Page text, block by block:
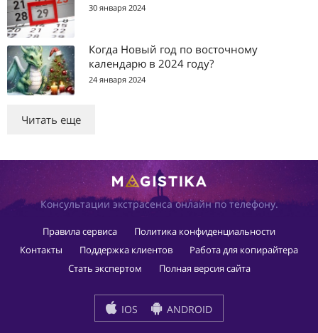
30 января 2024
Когда Новый год по восточному
календарю в 2024 году?
24 января 2024
Читать еще
Консультации экстрасенса онлайн по телефону.
Правила сервиса
Политика конфиденциальности
Контакты
Поддержка клиентов
Работа для копирайтера
Стать экспертом
Полная версия сайта
IOS ANDROID